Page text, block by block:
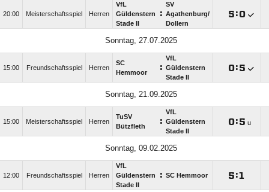
20:00 Meisterschaftsspiel Herren
VfL
Güldenstern
Stade II
:
SV
Agathenburg/​
Dollern
:
Sonntag, 27.07.2025
15:00 Freundschaftsspiel Herren
SC
Hemmoor
:
VfL
Güldenstern
Stade II
:
Sonntag, 21.09.2025
15:00 Meisterschaftsspiel Herren
TuSV
Bützfleth
:
VfL
Güldenstern
Stade II
: u
Sonntag, 09.02.2025
12:00 Freundschaftsspiel Herren
VfL
Güldenstern
Stade II
: SC Hemmoor :